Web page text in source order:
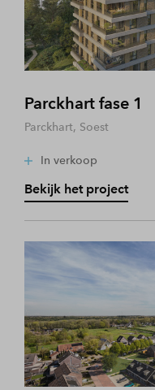
Parckhart fase 1
Parckhart, Soest
In verkoop
Bekijk het project